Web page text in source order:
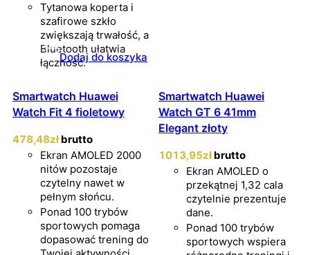
Tytanowa koperta i
szafirowe szkło
zwiększają trwałość, a
Bluetooth ułatwia
łączność.
Dodaj do koszyka
Smartwatch Huawei
Watch Fit 4 fioletowy
478,48zł brutto
Ekran AMOLED 2000
nitów pozostaje
czytelny nawet w
pełnym słońcu.
Ponad 100 trybów
sportowych pomaga
dopasować trening do
Smartwatch Huawei
Watch GT 6 41mm
Elegant złoty
1013,95zł brutto
Ekran AMOLED o
przekątnej 1,32 cala
czytelnie prezentuje
dane.
Ponad 100 trybów
sportowych wspiera